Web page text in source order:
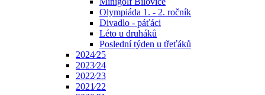
Olympiáda 1. - 2. ročník
Divadlo - páťáci
Léto u druháků
Poslední týden u třeťáků
2024⁄25
2023⁄24
2022⁄23
2021⁄22